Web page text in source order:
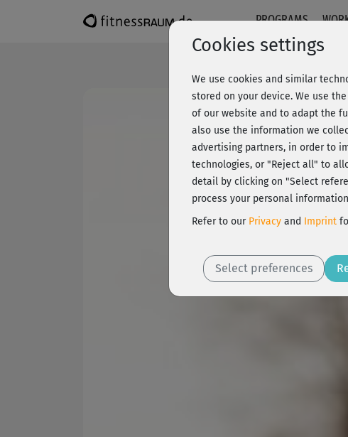
PROGRAMS
Cookies settings
We use cookies and similar
stored on your device. We use
of our website and to adapt the
also use the information we
advertising partners, in order to
technologies, or "Reject all" to
detail by clicking on "Select
process your personal
Refer to our Privacy and Imprint
Select preferences